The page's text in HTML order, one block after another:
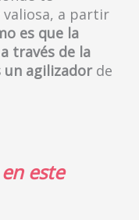
a partir
es que la
través de la
un agilizadorde
este